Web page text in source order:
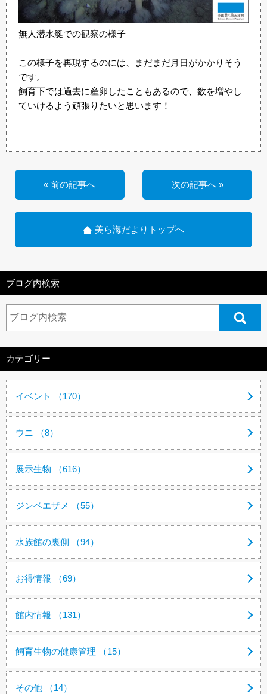
無人潜水艇での観察の様子
この様子を再現するのには、まだまだ月日がかかりそう
です。
飼育下では過去に産卵したこともあるので、数を増やし
ていけるよう頑張りたいと思います！
« 前の記事へ 次の記事へ »
美ら海だよりトップへ
ブログ内検索
カテゴリー
イベント （170）
ウニ （8）
展示生物 （616）
ジンベエザメ （55）
水族館の裏側 （94）
お得情報 （69）
館内情報 （131）
飼育生物の健康管理 （15）
その他 （14）